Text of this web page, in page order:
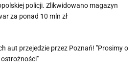
policji. Zlikwidowano magazyn
za ponad 10 mln zł
aut przejedzie przez Poznań! "Prosimy o